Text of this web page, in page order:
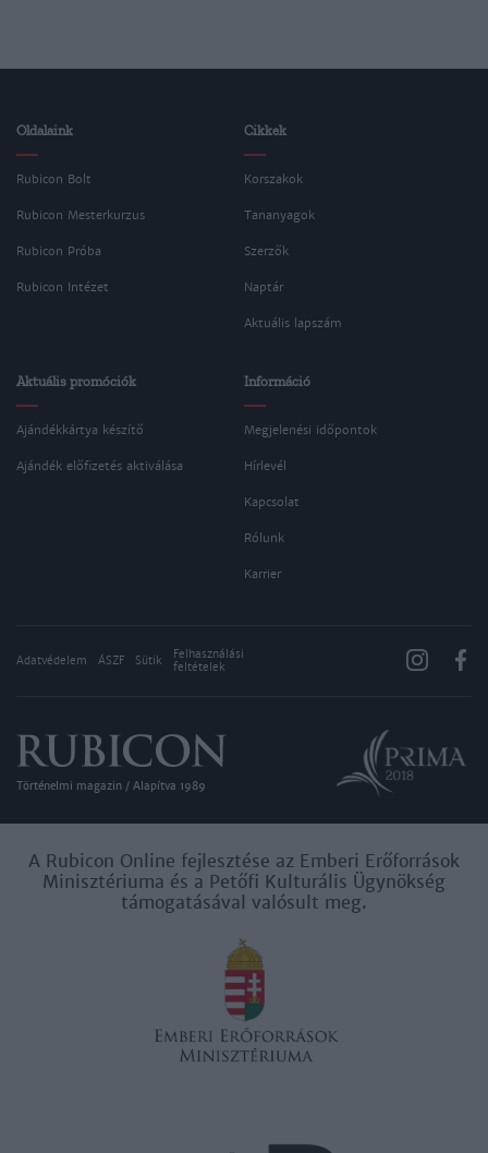
Oldalaink
Rubicon Bolt
Rubicon Mesterkurzus
Rubicon Próba
Rubicon Intézet
Cikkek
Korszakok
Tananyagok
Szerzők
Naptár
Aktuális lapszám
Aktuális promóciók
Ajándékkártya készítő
Ajándék előfizetés aktiválása
Információ
Megjelenési időpontok
Hírlevél
Kapcsolat
Rólunk
Karrier
Adatvédelem ÁSZF Sütik
Felhasználási
feltételek
Történelmi magazin / Alapítva 1989
A Rubicon Online fejlesztése az Emberi Erőforrások
Minisztériuma és a Petőfi Kulturális Ügynökség
támogatásával valósult meg.